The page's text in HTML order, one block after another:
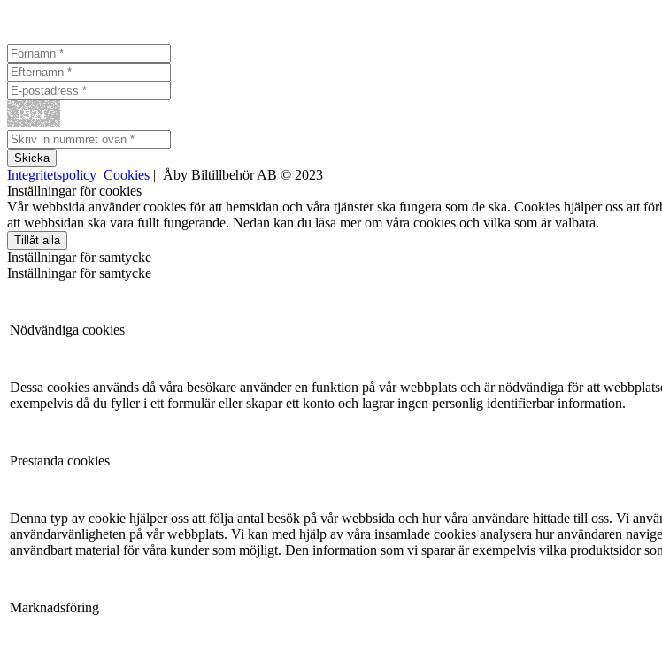
Integritetspolicy Cookies | Åby Biltillbehör AB © 2023
Inställningar för cookies
Vår webbsida använder cookies för att hemsidan och våra tjänster ska fungera som de ska. Cookies hjälper oss att
att webbsidan ska vara fullt fungerande. Nedan kan du läsa mer om våra cookies och vilka som är valbara.
Tillåt alla
Inställningar för samtycke
Inställningar för samtycke
Nödvändiga cookies
Dessa cookies används då våra besökare använder en funktion på vår webbplats och är nödvändiga för att
exempelvis då du fyller i ett formulär eller skapar ett konto och lagrar ingen personlig identifierbar information.
Prestanda cookies
Denna typ av cookie hjälper oss att följa antal besök på vår webbsida och hur våra användare hittade till oss. Vi
användarvänligheten på vår webbplats. Vi kan med hjälp av våra insamlade cookies analysera hur användaren
användbart material för våra kunder som möjligt. Den information som vi sparar är exempelvis vilka produktsidor
Marknadsföring